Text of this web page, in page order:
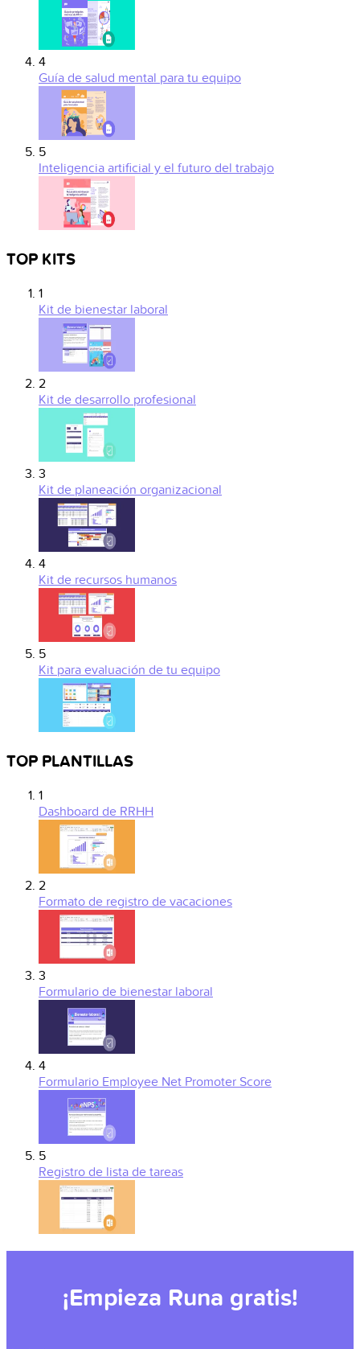
4
Guía de salud mental para tu equipo
5
Inteligencia artificial y el futuro del trabajo
TOP KITS
1
Kit de bienestar laboral
2
Kit de desarrollo profesional
3
Kit de planeación organizacional
4
Kit de recursos humanos
5
Kit para evaluación de tu equipo
TOP PLANTILLAS
1
Dashboard de RRHH
2
Formato de registro de vacaciones
3
Formulario de bienestar laboral
4
Formulario Employee Net Promoter Score
5
Registro de lista de tareas
¡Empieza Runa gratis!